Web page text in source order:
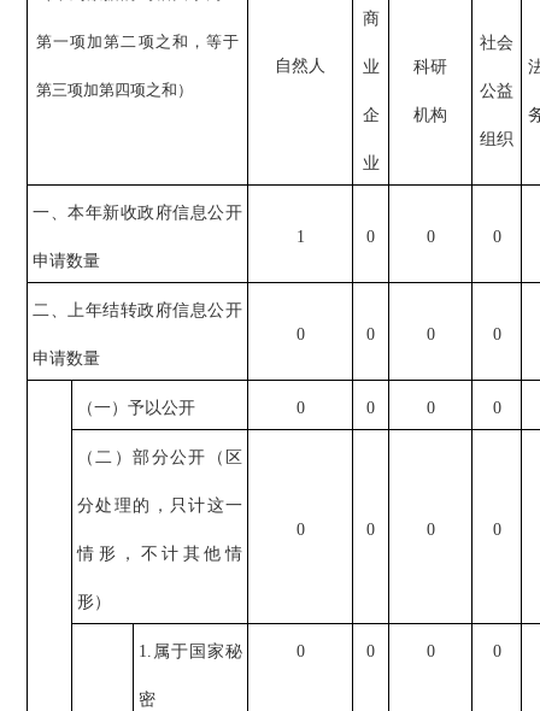
第一项加第二项之和，等于
第三项加第四项之和）
自然人
商
业
企
业
科研
机构
社会
公益
组织
一、本年新收政府信息公开
申请数量
1 0 0 0
二、上年结转政府信息公开
申请数量
0 0 0 0
（一）予以公开 0 0 0 0
（二）部分公开（区
分处理的，只计这一
情形，不计其他情
形）
0 0 0 0
1.属于国家秘
密
0 0 0 0